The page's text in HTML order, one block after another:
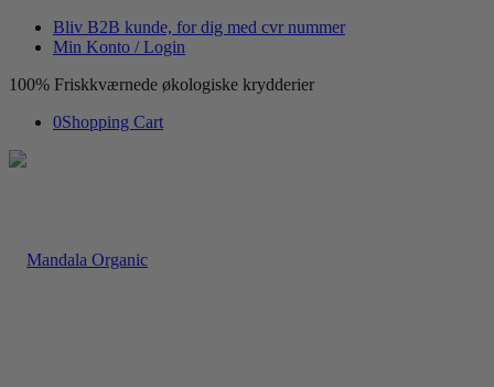
Bliv B2B kunde, for dig med cvr nummer
Min Konto / Login
100% Friskkværnede økologiske krydderier
0Shopping Cart